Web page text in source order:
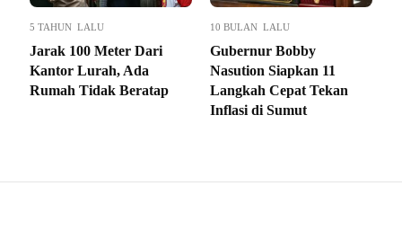
5 TAHUN LALU
Jarak 100 Meter Dari
Kantor Lurah, Ada
Rumah Tidak Beratap
10 BULAN LALU
Gubernur Bobby
Nasution Siapkan 11
Langkah Cepat Tekan
Inflasi di Sumut